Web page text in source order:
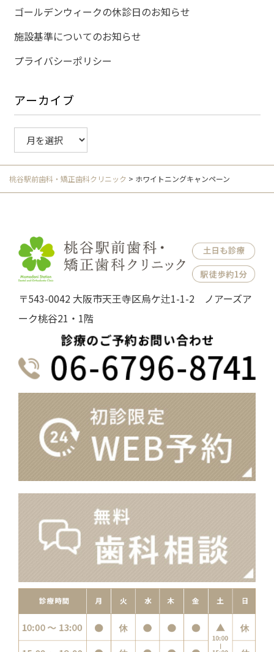
ゴールデンウィークの休診日のお知らせ
施設基準についてのお知らせ
プライバシーポリシー
アーカイブ
ー
カ
イ
ブ
桃谷駅前歯科・矯正歯科クリニック > ホワイトニングキャンペーン
〒543-0042 大阪市天王寺区烏ケ辻1-1-2 ノアーズア
ーク桃谷21・1階